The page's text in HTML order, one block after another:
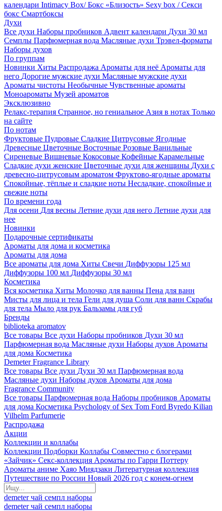
календари Intimacy Box/ Бокс «Близость» Sexy box / Секси
бокс Смартбоксы
Духи
Все духи Наборы пробников Адвент календари Духи 30 мл
Семплы Парфюмерная вода Масляные духи Трэвел-форматы
Наборы духов
По группам
Новинки Хиты Распродажа Ароматы для неё Ароматы для
него Дорогие мужские духи Масляные мужские духи
Ароматы чистоты Необычные Чувственные ароматы
Моноароматы Музей ароматов
Эксклюзивно
Релакс-терапия Странное, но гениальное Азия в нотах Только
на сайте
По нотам
Фруктовые Пудровые Сладкие Цитрусовые Ягодные
Древесные Цветочные Восточные Розовые Ванильные
Сиреневые Вишневые Кокосовые Кофейные Карамельные
Сладкие духи женские Цветочные духи для женщины Духи с
древесно-цитрусовым ароматом Фруктово-ягодные ароматы
Спокойные, тёплые и сладкие ноты Несладкие, спокойные и
свежие ноты
По времени года
Для осени Для весны Летние духи для него Летние духи для
нее
Новинки
Подарочные сертификаты
Ароматы для дома и косметика
Ароматы для дома
Все ароматы для дома Хиты Свечи Диффузоры 125 мл
Диффузоры 100 мл Диффузоры 30 мл
Косметика
Вся косметика Хиты Молочко для ванны Пена для ванн
Мисты для лица и тела Гели для душа Соли для ванн Скрабы
для тела Мыло для рук Бальзамы для губ
Бренды
biblioteka aromatov
Все товары Все духи Наборы пробников Духи 30 мл
Парфюмерная вода Масляные духи Наборы духов Ароматы
для дома Косметика
Demeter Fragrance Library
Все товары Все духи Духи 30 мл Парфюмерная вода
Масляные духи Наборы духов Ароматы для дома
Fragrance Community
Все товары Парфюмерная вода Наборы пробников Ароматы
для дома Косметика Psychology of Sex Tom Ford Byredo Kilian
Vilhelm Parfumerie
Распродажа
Акции
Коллекции и коллабы
Коллекции Подборки Коллабы Совместно с блогерами
«Зайчик» Секс-коллекция Ароматы по Гарри Поттеру
Ароматы аниме Хаяо Миядзаки Литературная коллекция
Путешествие по России Новый 2026 год с конем-огнем
demeterчай семпл наборы
demeterчай семпл наборы